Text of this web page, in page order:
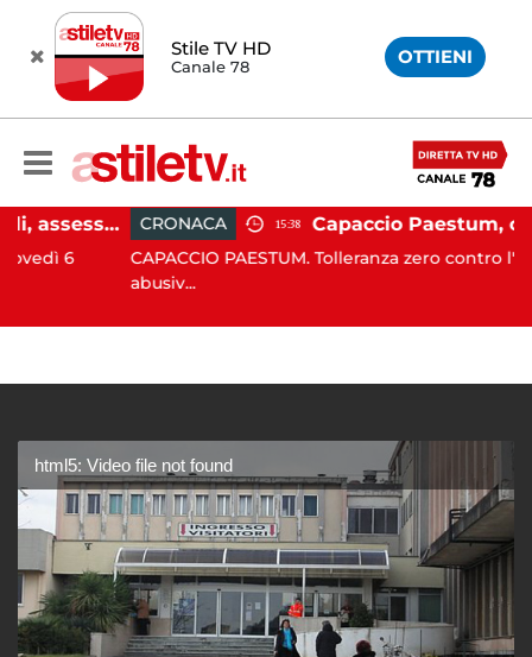
Stile TV HD
Canale 78 OTTIENI
Emergenza cinghiali, assessora Serluca: “Al via il Tavolo tecnico permanente della Regione Campania” CRONACA 15:38
CAPACCIO PAESTUM. Tolleranza zero contro
abusiv...
html5: Video file not found